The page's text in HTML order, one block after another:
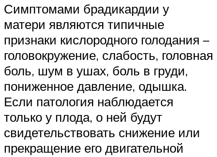
Симптомами брадикардии у
матери являются типичные
признаки кислородного голодания –
головокружение, слабость, головная
боль, шум в ушах, боль в груди,
пониженное давление, одышка.
Если патология наблюдается
только у плода, о ней будут
свидетельствовать снижение или
прекращение его двигательной